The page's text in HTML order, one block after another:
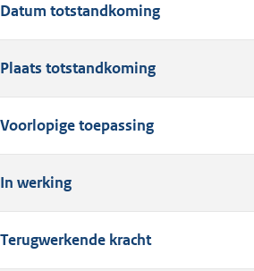
Datum totstandkoming
Plaats totstandkoming
Voorlopige toepassing
In werking
Terugwerkende kracht